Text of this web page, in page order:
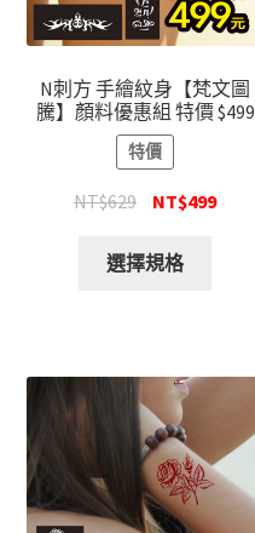
N刺方 手繪紋身【梵文圖
騰】顏料優惠組 特價 $499
特價
NT$629 NT$499
選擇規格